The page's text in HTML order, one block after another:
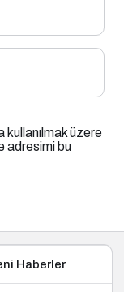
kullanılmak üzere
adresimi bu
Haberler